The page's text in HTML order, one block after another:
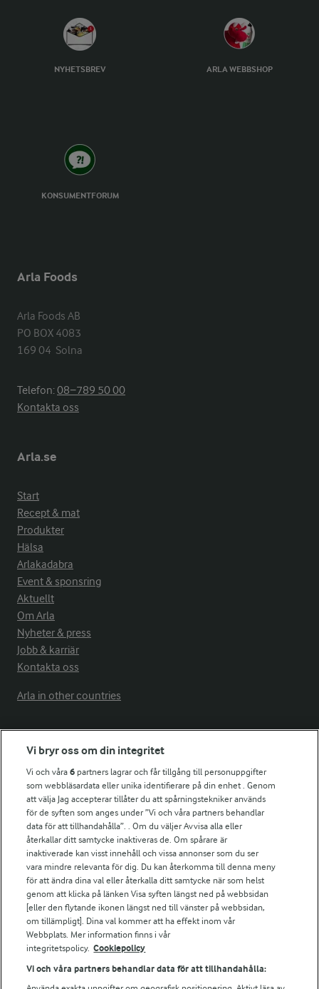
NYHETSBREV ARLA WEBBSHOP
KONSUMENTFORUM
Arla Foods
Arla Foods AB
PO BOX 4083
169 04  Solna
Telefon:08−789 50 00
Kontakta oss
Arla.se
Start
Recept & mat
Produkter
Hälsa
Arlakadabra
Event & sponsring
Aktuellt
Om Arla
Nyheter & press
Jobb & karriär
Kontakta oss
Arla in other countries
Fler Arlasajter
För ägare
Arlas kundportal
Arla.com
Falbygdens Ost
Arla webbshop
Bildbank
Följ oss
Vi bryr oss om din integritet
Vi och våra6 partners lagrar och får tillgång till personuppgifter
som webbläsardata eller unika identifierare på din enhet . Genom
att välja Jag accepterar tillåter du att spårningstekniker används
för de syften som anges under ”Vi och våra partners behandlar
data för att tillhandahålla”. . Om du väljer Avvisa alla eller
återkallar ditt samtycke inaktiveras de. Om spårare är
inaktiverade kan visst innehåll och vissa annonser som du ser
vara mindre relevanta för dig. Du kan återkomma till denna meny
för att ändra dina val eller återkalla ditt samtycke när som helst
genom att klicka på länken Visa syften längst ned på webbsidan
[eller den flytande ikonen längst ned till vänster på webbsidan,
om tillämpligt]. Dina val kommer att ha effekt inom vår
Webbplats. Mer information finns i vår
integritetspolicy. Cookiepolicy
Vi och våra partners behandlar data för att tillhandahålla: